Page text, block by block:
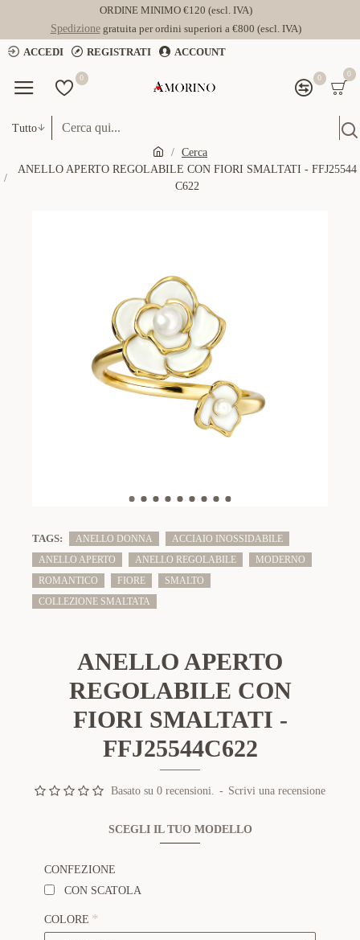
ORDINE MINIMO €120 (escl. IVA)
Spedizionegratuita per ordini superiori a €800 (escl. IVA)
ACCEDI
REGISTRATI ACCOUNT
0 0 0
Tutto
Cerca
ANELLO APERTO REGOLABILE CON FIORI SMALTATI - FFJ25544
C622
TAGS: ANELLO DONNA
ACCIAIO INOSSIDABILE
ANELLO APERTO
ANELLO REGOLABILE
MODERNO
ROMANTICO
FIORE
SMALTO
COLLEZIONE SMALTATA
ANELLO APERTO
REGOLABILE CON
FIORI SMALTATI -
FFJ25544C622
Basato su 0 recensioni. - Scrivi una recensione
SCEGLI IL TUO MODELLO
CONFEZIONE
CON SCATOLA
COLORE